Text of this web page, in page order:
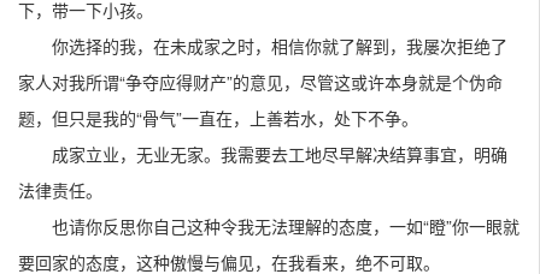
下，带一下小孩。
你选择的我，在未成家之时，相信你就了解到，我屡次拒绝了
家人对我所谓“争夺应得财产”的意见，尽管这或许本身就是个伪命
题，但只是我的“骨气”一直在，上善若水，处下不争。
成家立业，无业无家。我需要去工地尽早解决结算事宜，明确
法律责任。
也请你反思你自己这种令我无法理解的态度，一如“瞪”你一眼就
要回家的态度，这种傲慢与偏见，在我看来，绝不可取。